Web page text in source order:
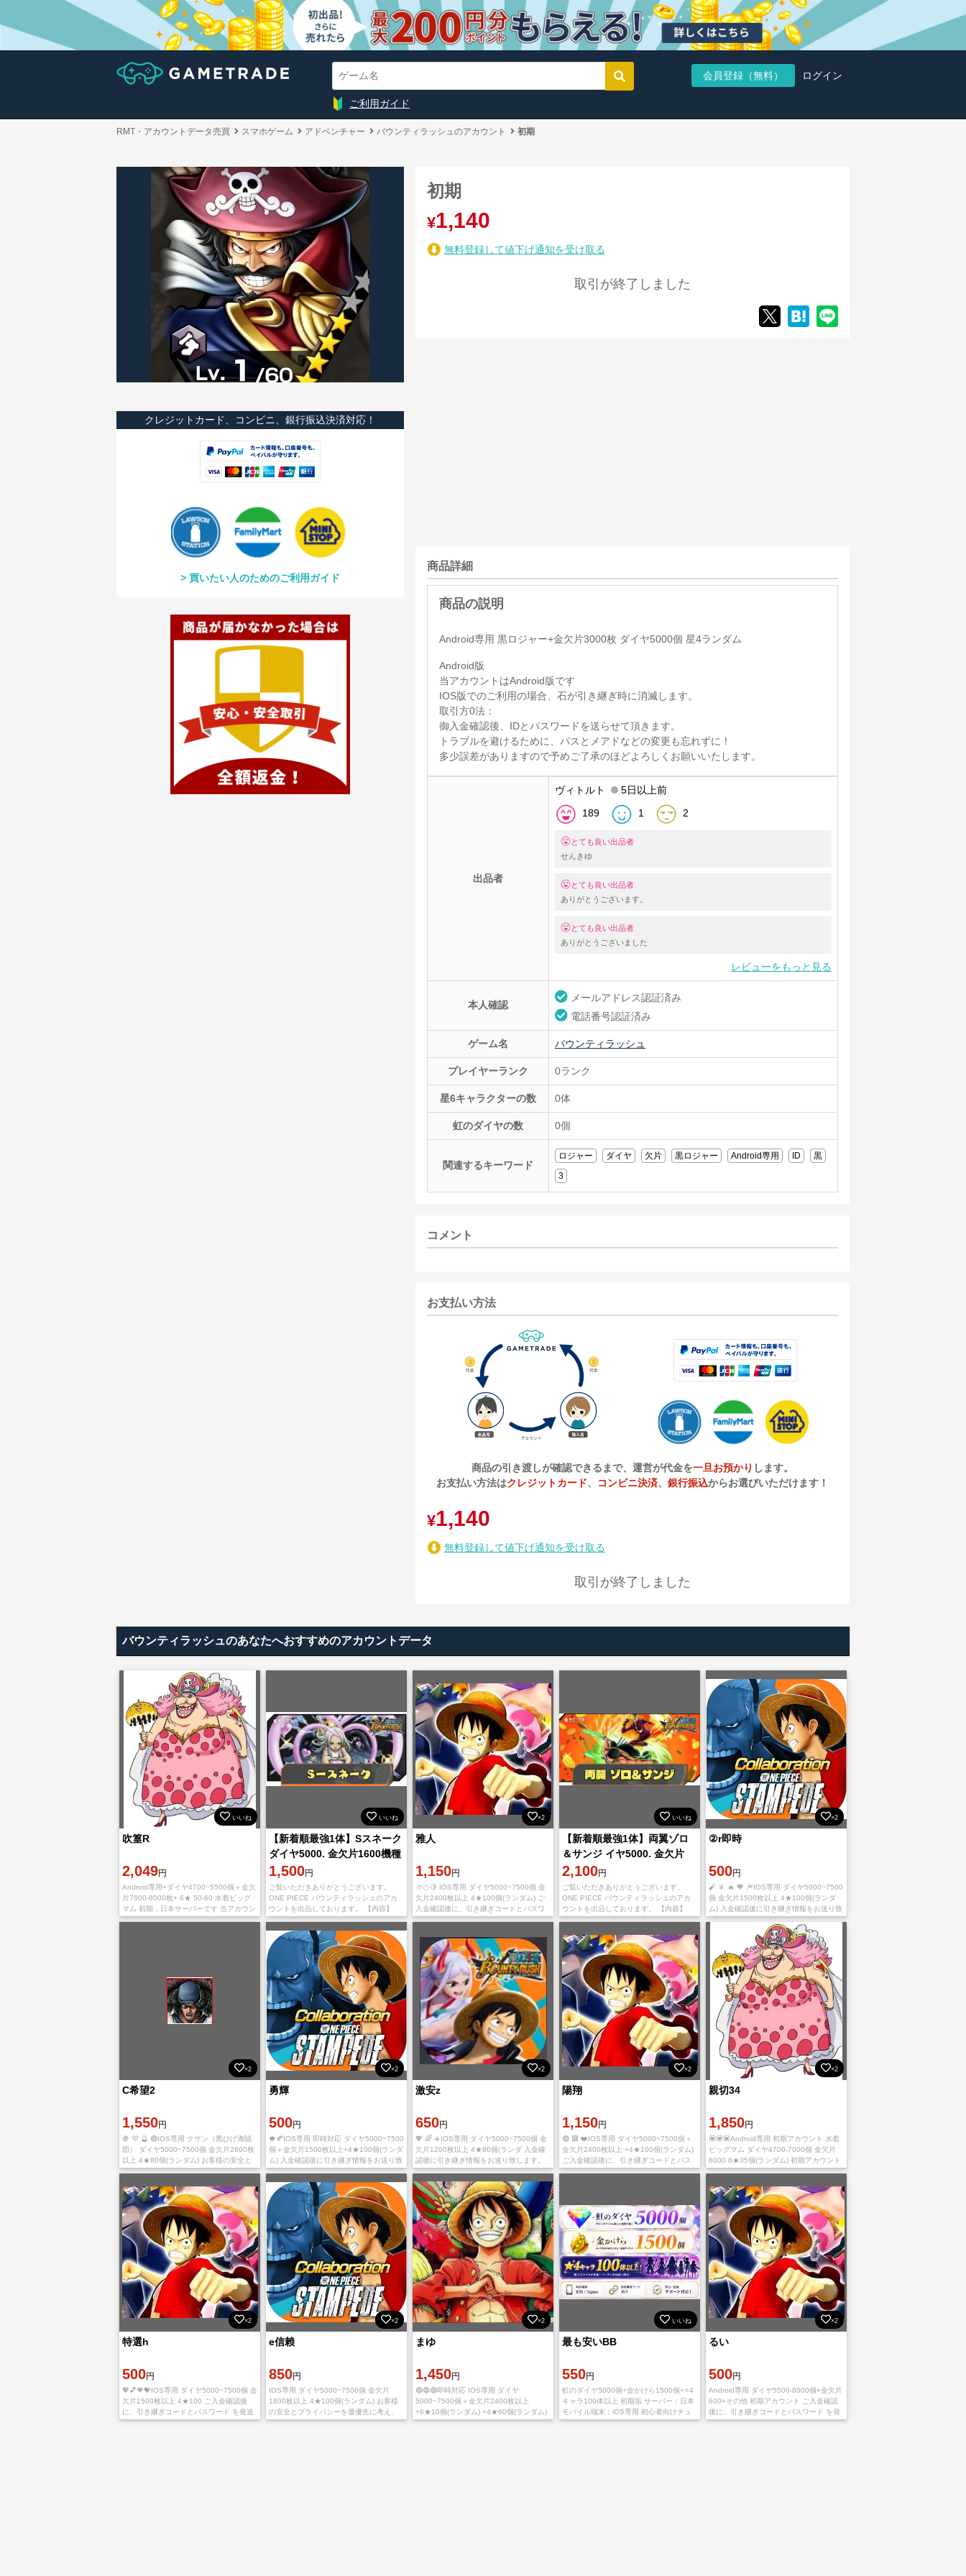
会員登録（無料） ログイン
ご利用ガイド
RMT・アカウントデータ売買 スマホゲーム アドベンチャー バウンティラッシュのアカウント 初期
クレジットカード、コンビニ、銀行振込決済対応！
買いたい人のためのご利用ガイド
初期
¥1,140
無料登録して値下げ通知を受け取る
取引が終了しました
商品詳細
Android専用 黒ロジャー+金欠片3000枚 ダイヤ5000個 星4ランダム
Android版
当アカウントはAndroid版です
IOS版でのご利用の場合、石が引き継ぎ時に消滅します。
取引方0法：
御入金確認後、IDとパスワードを送らせて頂きます。
トラブルを避けるために、パスとメアドなどの変更も忘れずに！
多少誤差がありますので予めご了承のほどよろしくお願いいたします。
出品者
ヴィトルト 5日以上前
189 1 2
とても良い出品者
せんきゆ
とても良い出品者
ありがとうございます。
とても良い出品者
ありがとうございました
レビューをもっと見る
本人確認
メールアドレス認証済み
電話番号認証済み
ゲーム名 バウンティラッシュ
プレイヤーランク 0ランク
星6キャラクターの数 0体
虹のダイヤの数 0個
関連するキーワード
ロジャー ダイヤ 欠片 黒ロジャー Android専用 ID
黒
3
コメント
お支払い方法
商品の引き渡しが確認できるまで、運営が代金を一旦お預かり します。
お支払い方法はクレジットカード、 コンビニ決済、 銀行振込からお選びいただけます！
¥1,140
無料登録して値下げ通知を受け取る
取引が終了しました
バウンティラッシュのあなたへおすすめのアカウントデータ
いいね
吹篁R
2,049円
Android専用+ダイヤ4700~5500個＋金欠
片7600-8000枚+ 6★ 50-60 水着ビッグ
マム 初期，日本サーバーです 当アカウン
トはAndroid版です IOS版でのご利用の場
いいね
【新着順最強1体】Sスネーク
ダイヤ5000. 金欠片1600機種
IOS
1,500円
ご覧いただきありがとうございます。
ONE PIECE バウンティラッシュのアカ
ウントを出品しております。 【内容】
IOS初期垢 Sスネーク ダイヤ5000~6500
個 金欠片1600~1800枚
×2
雅人
1,150円
🍈🍊🍋 IOS専用 ダイヤ5000~7500個 金
欠片2400枚以上 4★100個(ランダム) ご
入金確認後に、引き継ぎコードとパスワ
ード を発送致します ご利用、心よりお待
いいね
【新着順最強1体】両翼ゾロ
＆サンジ イヤ5000. 金欠片
1500機種IOS
2,100円
ご覧いただきありがとうございます。
ONE PIECE バウンティラッシュのアカ
ウントを出品しております。 【内容】
IOS初期垢 黄猿 ダイヤ5000~6500個 金
×2
②r即時
500円
🧨 🎇 🔥 🧡 🎆IOS専用 ダイヤ5000~7500
個 金欠片1500枚以上 4★100個(ランダ
ム) 入金確認後に引き継ぎ情報をお送り致
します。 ご利用、心よりお待ちしており
ます。 多少誤差があ
×2
C希望2
1,550円
🍇 💜 🔮 🟣IOS専用 クザン（黒ひげ海賊
団） ダイヤ5000~7500個 金欠片2600枚
以上 4★80個(ランダム) お客様の安全と
プライバシーを最優先に考え、厳重なセ
×2
勇輝
500円
🍁🍂IOS専用 即時対応 ダイヤ5000~7500
個＋金欠片1500枚以上+4★100個(ランダ
ム) 入金確認後に引き継ぎ情報をお送り致
します。 ご利用、心よりお待ちしており
ます。 多少誤差がありま
×2
激安z
650円
💖 🌈 ☀️IOS専用 ダイヤ5000~7500個 金
欠片1200枚以上 4★80個(ランダ 入金確
認後に引き継ぎ情報をお送り致します。
ご利用、心よりお待ちしております。 多
少誤差がありますので予めご
×2
陽翔
1,150円
🟣 🟪 ❤️IOS専用 ダイヤ5000~7500個＋
金欠片2400枚以上 +4★100個(ランダム)
ご入金確認後に、引き継ぎコードとパス
ワード を発送致します ご利用、心よりお
×2
親切34
1,850円
💟💟💟Android専用 初期アカウント 水着
ビッグマム ダイヤ4700-7000個 金欠片
6000 6★35個(ランダム) 初期アカウント
入金確認後に引き継ぎ情報をお送り致し
×2
特選h
500円
💖💕💗💝IOS専用 ダイヤ5000~7500個 金
欠片1500枚以上 4★100 ご入金確認後
に、引き継ぎコードとパスワード を発送
致します ご利用、心よりお待ちしており
×2
e信赖
850円
IOS専用 ダイヤ5000~7500個 金欠片
1800枚以上 4★100個(ランダム) お客様
の安全とプライバシーを最優先に考え、
厳重なセキュリティ対策を実施します。
×2
まゆ
1,450円
🟢🔵🟣即時対応 IOS専用 ダイヤ
5000~7500個＋金欠片2400枚以上
+6★10個(ランダム) +4★60個(ランダム)
🐄 യ🥛•₊˚ 📓♡❕*◞ 🛒 ˊˎ - 入金確認後に引き
いいね
最も安いBB
550円
虹のダイヤ5000個+金かけら1500個+⭐4
キャラ100体以上 初期垢 サーバー：日本
モバイル端末：iOS専用 初心者向けチュ
ートリアルが完了しました バンダイアカ
×2
るい
500円
Android専用 ダイヤ5500-8000個+金欠片
600+その他 初期アカウント ご入金確認
後に、引き継ぎコードとパスワード を発
送致します ご利用、心よりお待ちしてお